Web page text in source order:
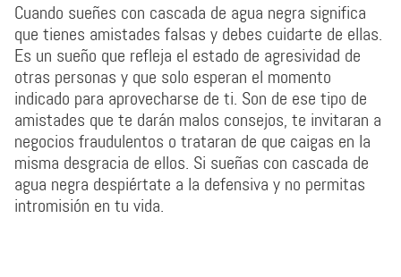
Cuando sueñes con cascada de agua negra significa
que tienes amistades falsas y debes cuidarte de ellas.
Es un sueño que refleja el estado de agresividad de
otras personas y que solo esperan el momento
indicado para aprovecharse de ti. Son de ese tipo de
amistades que te darán malos consejos, te invitaran a
negocios fraudulentos o trataran de que caigas en la
misma desgracia de ellos. Si sueñas con cascada de
agua negra despiértate a la defensiva y no permitas
intromisión en tu vida.